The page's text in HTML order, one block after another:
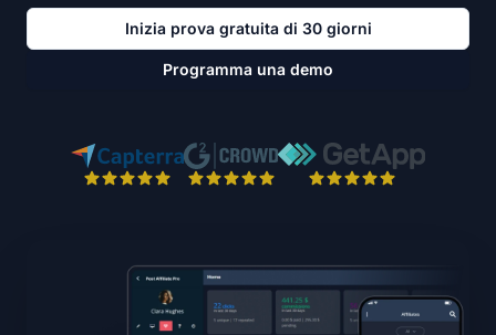
Inizia prova gratuita di 30 giorni
Programma una demo